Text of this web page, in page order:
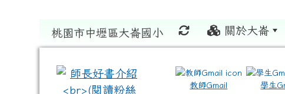
桃園市中壢區大崙國小 關於大崙
教師Gmail 學生